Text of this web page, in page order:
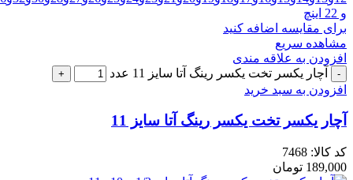
برای مقایسه اضافه کنید
مشاهده سریع
افزودن به علاقه مندی
آچار یکسر تخت یکسر رینگ آتا سایز 11 عدد
افزودن به سبد خرید
آچار یکسر تخت یکسر رینگ آتا سایز 11
کد کالا: 7468
189,000 تومان